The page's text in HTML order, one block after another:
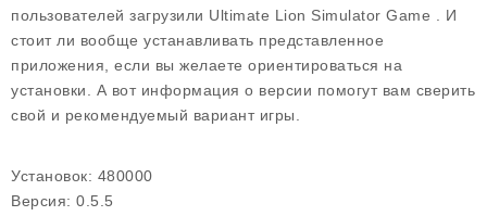
пользователей загрузили Ultimate Lion Simulator Game . И
стоит ли вообще устанавливать представленное
приложения, если вы желаете ориентироваться на
установки. А вот информация о версии помогут вам сверить
свой и рекомендуемый вариант игры.
Установок: 480000
Версия: 0.5.5